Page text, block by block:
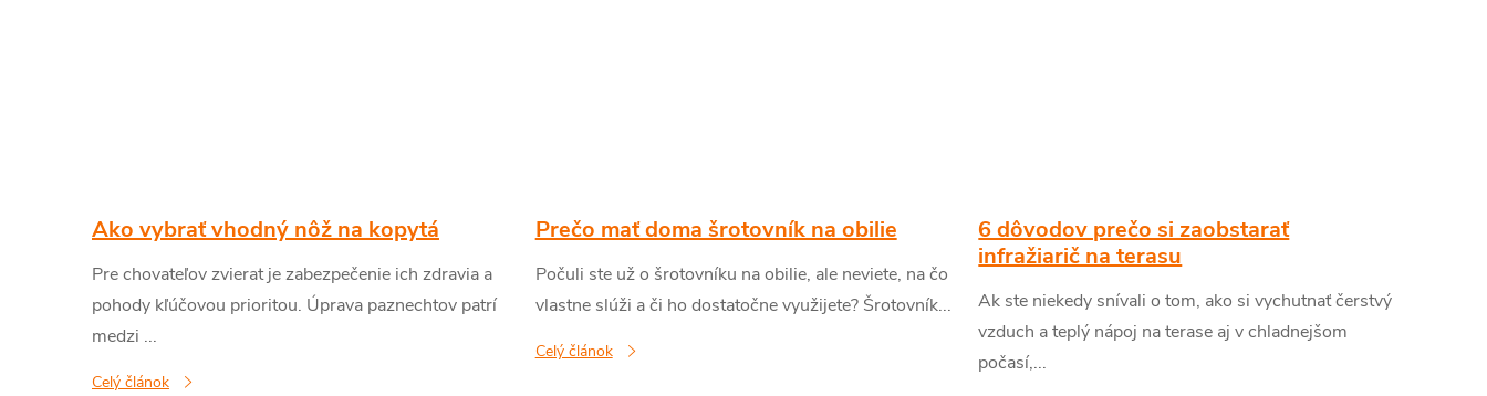
Ako vybrať vhodný nôž na kopytá
Pre chovateľov zvierat je zabezpečenie ich zdravia a
pohody kľúčovou prioritou. Úprava paznechtov patrí
medzi ...
Celý článok
Prečo mať doma šrotovník na obilie
Počuli ste už o šrotovníku na obilie, ale neviete, na čo
vlastne slúži a či ho dostatočne využijete? Šrotovník...
Celý článok
6 dôvodov prečo si zaobstarať
infražiarič na terasu
Ak ste niekedy snívali o tom, ako si vychutnať čerstvý
vzduch a teplý nápoj na terase aj v chladnejšom
počasí,...